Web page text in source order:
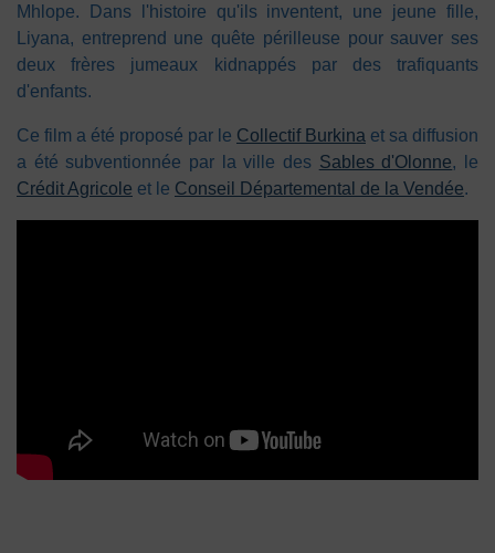
Mhlope. Dans l'histoire qu'ils inventent, une jeune fille,
Liyana, entreprend une quête périlleuse pour sauver ses
deux frères jumeaux kidnappés par des trafiquants
d'enfants.
Ce film a été proposé par le Collectif Burkina et sa diffusion
a été subventionnée par la ville des Sables d'Olonne, le
Crédit Agricole et le Conseil Départemental de la Vendée.